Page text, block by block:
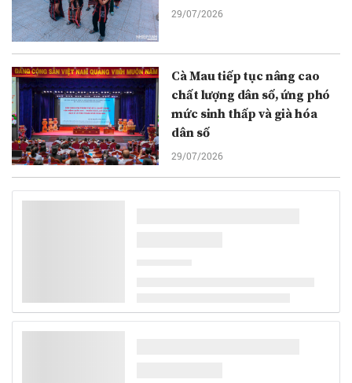
29/07/2026
Cà Mau tiếp tục nâng cao
chất lượng dân số, ứng phó
mức sinh thấp và già hóa
dân số
29/07/2026